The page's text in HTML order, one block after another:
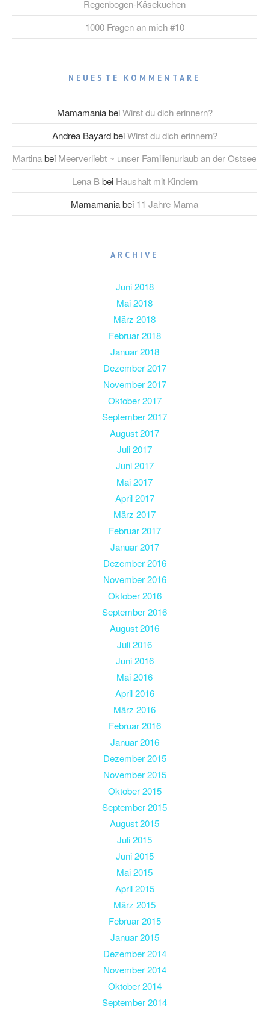
Regenbogen-Käsekuchen
1000 Fragen an mich #10
NEUESTE KOMMENTARE
MamamaniabeiWirst du dich erinnern?
Andrea BayardbeiWirst du dich erinnern?
Martinabei Meerverliebt ~ unser Familienurlaub an der Ostsee
Lena Bbei Haushalt mit Kindern
Mamamaniabei 11 Jahre Mama
ARCHIVE
Juni 2018
Mai 2018
März 2018
Februar 2018
Januar 2018
Dezember 2017
November 2017
Oktober 2017
September 2017
August 2017
Juli 2017
Juni 2017
Mai 2017
April 2017
März 2017
Februar 2017
Januar 2017
Dezember 2016
November 2016
Oktober 2016
September 2016
August 2016
Juli 2016
Juni 2016
Mai 2016
April 2016
März 2016
Februar 2016
Januar 2016
Dezember 2015
November 2015
Oktober 2015
September 2015
August 2015
Juli 2015
Juni 2015
Mai 2015
April 2015
März 2015
Februar 2015
Januar 2015
Dezember 2014
November 2014
Oktober 2014
September 2014